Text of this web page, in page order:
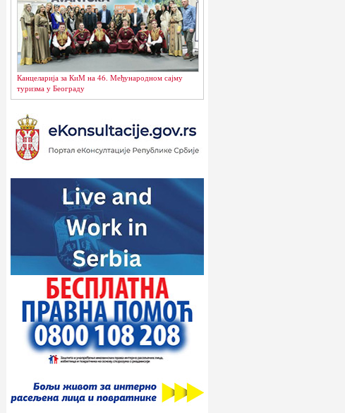
Канцеларија за КиМ на 46. Међународном сајму
туризма у Београду